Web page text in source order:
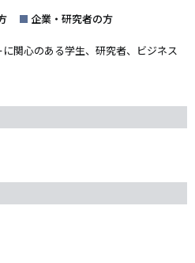
企業・研究者の方
関心のある学生、研究者、ビジネス